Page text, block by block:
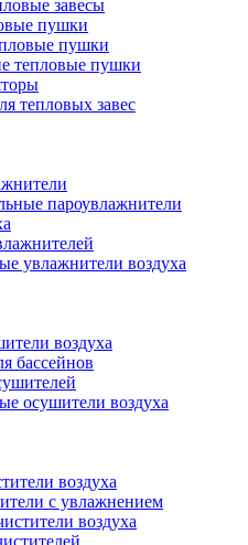
завесы
пушки
пушки
тепловые пушки
тепловых завес
пароувлажнители
увлажнители воздуха
воздуха
бассейнов
осушители воздуха
воздуха
с увлажнением
воздуха